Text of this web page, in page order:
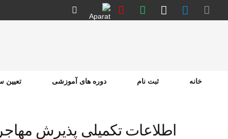
خانه ثبت نام دوره های آموزشی تعیین
اطلاعات تکمیلی پذیرش مهاجران از